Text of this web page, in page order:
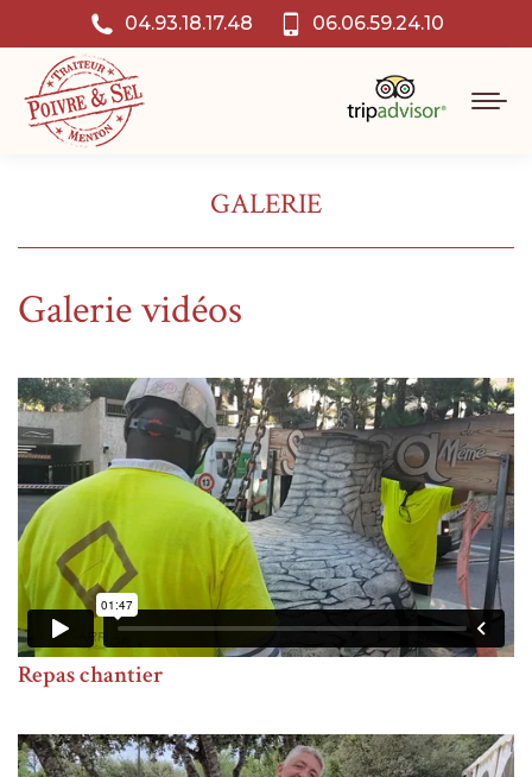
04.93.18.17.48 06.06.59.24.10
GALERIE
Galerie vidéos
Repas chantier